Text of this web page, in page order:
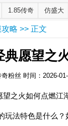
1.85传奇 仿盛大
略 >> 正文
愿望之
粉丝 时间：2026-
玩法特色是什么？